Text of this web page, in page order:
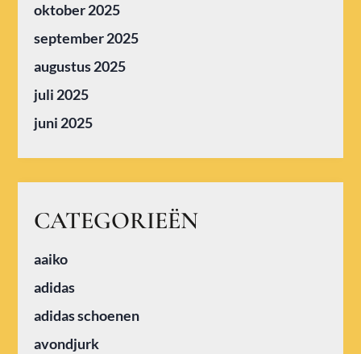
oktober 2025
september 2025
augustus 2025
juli 2025
juni 2025
CATEGORIEËN
aaiko
adidas
adidas schoenen
avondjurk